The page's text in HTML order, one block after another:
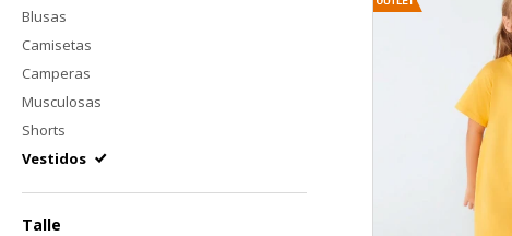
Blusas
Camisetas
Camperas
Musculosas
Shorts
Vestidos
Talle